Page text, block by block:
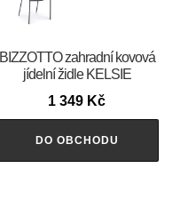
BIZZOTTO zahradní kovová
jídelní židle KELSIE
1 349 Kč
DO OBCHODU